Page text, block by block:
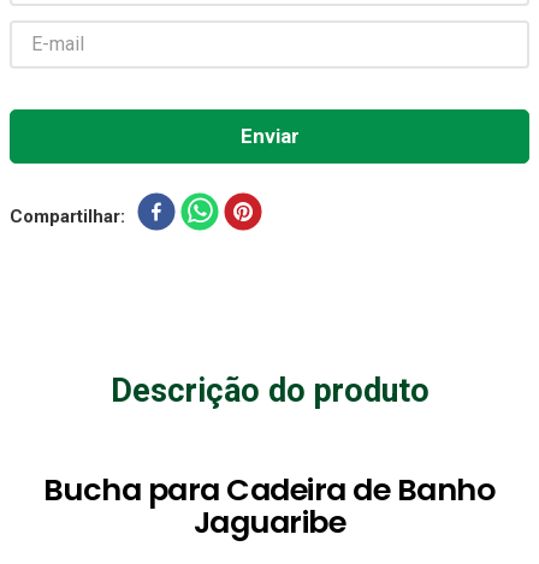
Compartilhar
Descrição do produto
Bucha para Cadeira de Banho
Jaguaribe
8º Gaze Esteril
9º Gaze
10º Cadeira Banho